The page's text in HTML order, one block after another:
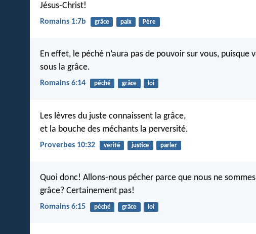
Jésus-Christ!
Romains 1:7b grâce paix Père
En effet, le péché n’aura pas de pouvoir sur vous, puisque
sous la grâce.
Romains 6:14 péché grâce loi
Les lèvres du juste connaissent la grâce,
et la bouche des méchants la perversité.
Proverbes 10:32 verité justice parler
Quoi donc! Allons-nous pécher parce que nous ne
grâce? Certainement pas!
Romains 6:15 péché grâce loi